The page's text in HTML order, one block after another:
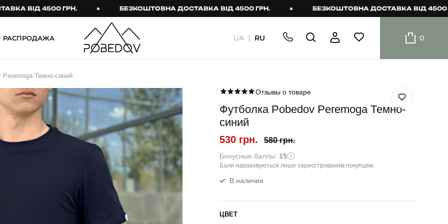
4500 ГРН. БЕЗКОШТОВНА ДОСТАВКА ВІД 4500 ГРН. БЕЗКОШТОВНА ДОСТАВКА ВІД 4500 ГРН.
Брюки
Джогери
Карго
Спортивні штани
КОМПЛЕКТИ
Тактичний жіночий
одяг
Тактичний чоловічий
одяг
Тактичні рукавиці
Тактичні шкарпетки
ТЕРМО-КОМПЛЕКТИ
ФУТБОЛКИ І СОРОЧКИ
шорти
Шорти
РАСПРОДАЖА UA RU 0
Peremoga Темно-синий
Отзывы о товаре
Футболка Pobedov Peremoga Темно-
синий
530 грн. 580 грн.
Бонусные баллы: 15
Бали нараховуються лише зареєстрованим покупцям.
В наличии
ЦВЕТ